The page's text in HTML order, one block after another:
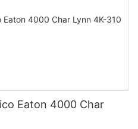
Eaton 4000 Char